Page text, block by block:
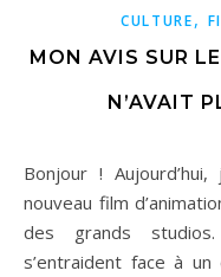
CULTURE,
MON AVIS SUR
N’AVAIT
Bonjour ! Aujourd’hui, je vais vous parler de Flow, un
nouveau film
des grands
s’entraident face à